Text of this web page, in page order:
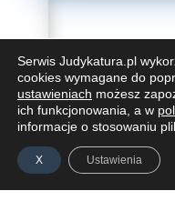
Baza
Serwis Judykatura.pl
cookies wymagane do
ustawieniach możesz
ich funkcjonowania, a w
informacje o stosowaniu
X Ustawienia